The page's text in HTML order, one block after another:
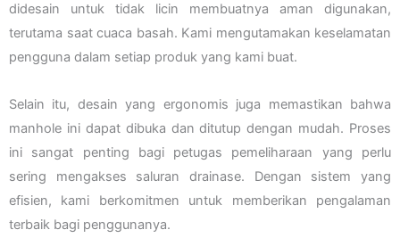
didesain untuk tidak licin membuatnya aman digunakan,
terutama saat cuaca basah. Kami mengutamakan keselamatan
pengguna dalam setiap produk yang kami buat.
Selain itu, desain yang ergonomis juga memastikan bahwa
manhole ini dapat dibuka dan ditutup dengan mudah. Proses
ini sangat penting bagi petugas pemeliharaan yang perlu
sering mengakses saluran drainase. Dengan sistem yang
efisien, kami berkomitmen untuk memberikan pengalaman
terbaik bagi penggunanya.